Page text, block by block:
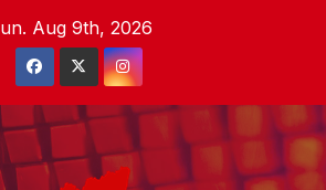
Aug 9th, 2026